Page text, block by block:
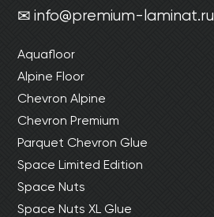
info@premium-laminat.ru
Aquafloor
Alpine Floor
Chevron Alpine
Chevron Premium
Parquet Chevron Glue
Space Limited Edition
Space Nuts
Space Nuts XL Glue